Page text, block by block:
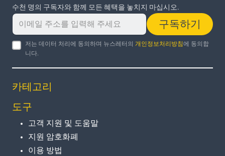
수천 명의 구독자와 함께 모든 혜택을 놓치지 마십시오.
구독하기
저는 데이터 처리에 동의하며 뉴스레터의 개인정보처리방침에 동의합
니다.
카테고리
도구
고객 지원 및 도움말
지원 암호화폐
이용 방법